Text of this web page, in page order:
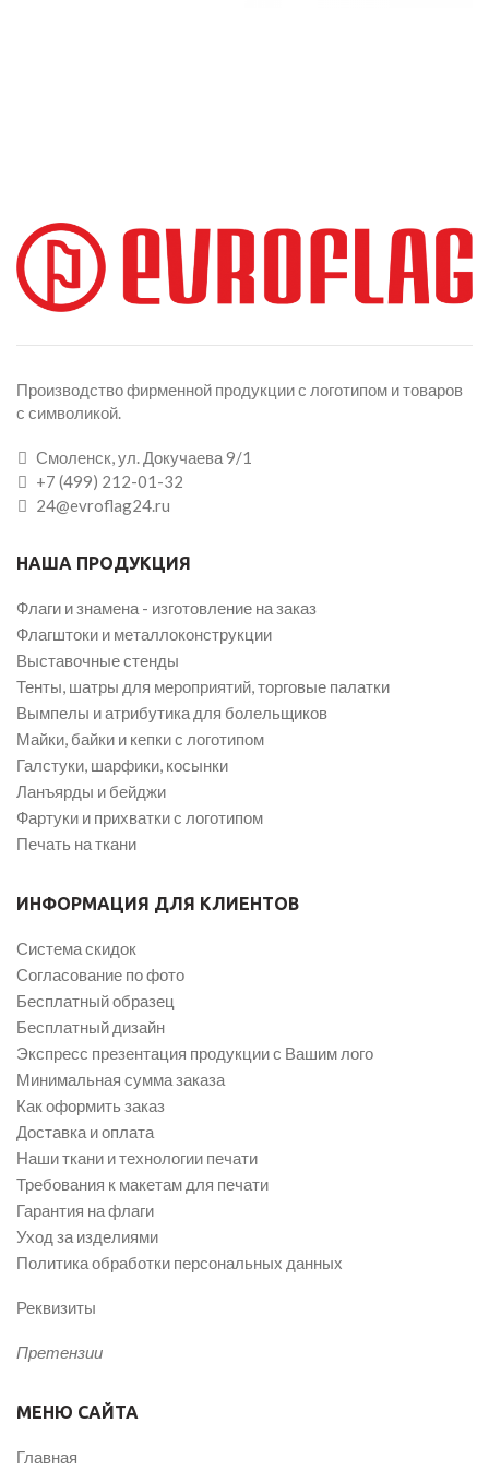
Производство фирменной продукции с логотипом и товаров
с символикой.
Смоленск, ул. Докучаева 9/1
+7 (499) 212-01-32
24@evroflag24.ru
НАША ПРОДУКЦИЯ
Флаги и знамена - изготовление на заказ
Флагштоки и металлоконструкции
Выставочные стенды
Тенты, шатры для мероприятий, торговые палатки
Вымпелы и атрибутика для болельщиков
Майки, байки и кепки с логотипом
Галстуки, шарфики, косынки
Ланъярды и бейджи
Фартуки и прихватки с логотипом
Печать на ткани
ИНФОРМАЦИЯ ДЛЯ КЛИЕНТОВ
Система скидок
Согласование по фото
Бесплатный образец
Бесплатный дизайн
Экспресс презентация продукции с Вашим лого
Минимальная сумма заказа
Как оформить заказ
Доставка и оплата
Наши ткани и технологии печати
Требования к макетам для печати
Гарантия на флаги
Уход за изделиями
Политика обработки персональных данных
Реквизиты
Претензии
МЕНЮ САЙТА
Главная